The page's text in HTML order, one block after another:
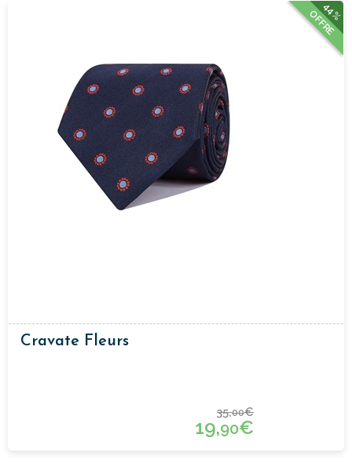
44%
OFFRE
Cravate Fleurs
35,00€
19,90€